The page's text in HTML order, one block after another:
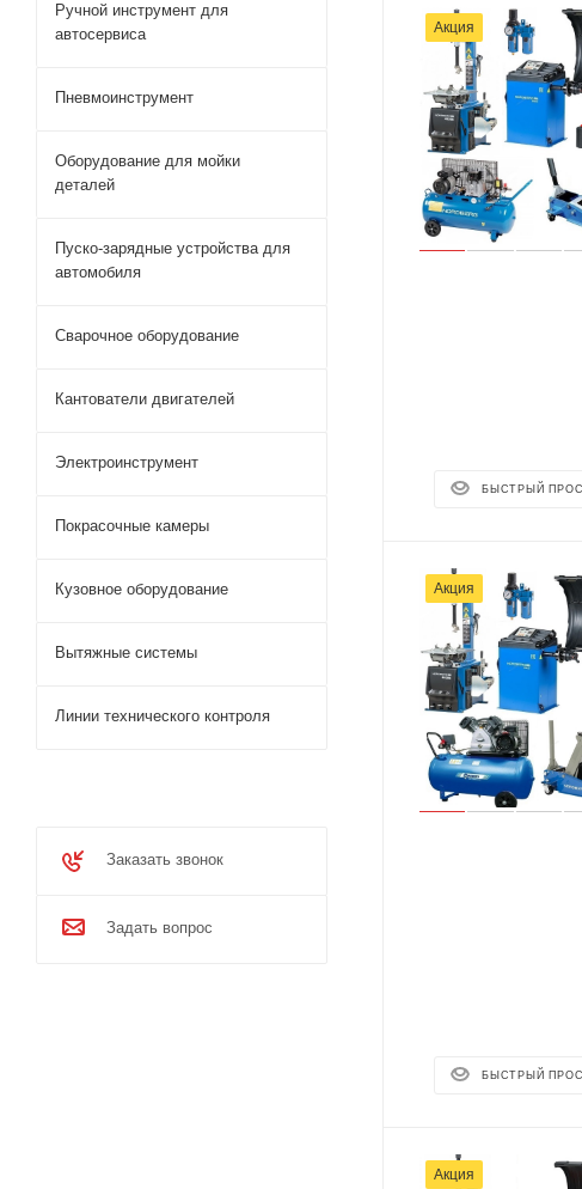
Акция
БЫСТРЫЙ
Акция
БЫСТРЫЙ
Акция
Ручной инструмент для
автосервиса
Пневмоинструмент
Оборудование для мойки
деталей
Пуско-зарядные устройства для
автомобиля
Сварочное оборудование
Кантователи двигателей
Электроинструмент
Покрасочные камеры
Кузовное оборудование
Вытяжные системы
Линии технического контроля
Заказать звонок
Задать вопрос